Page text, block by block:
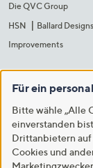
Die QVC Group
HSN
Ballard Designs
Improvements
Für ein
Bitte wähle „Alle
einverstanden
Drittanbietern
Cookies und